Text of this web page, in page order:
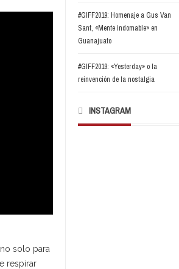
solo para
respirar
#GIFF2019: Homenaje a Gus Van
Sant, «Mente indomable» en
Guanajuato
#GIFF2019: «Yesterday» o la
reinvención de la nostalgia
INSTAGRAM